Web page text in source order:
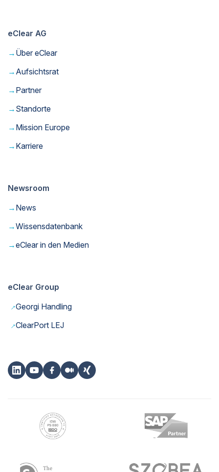
eClear AG
→ Über eClear
→ Aufsichtsrat
→ Partner
→ Standorte
→ Mission Europe
→ Karriere
Newsroom
→ News
→Wissensdatenbank
→eClear in den Medien
eClear Group
→Georgi Handling
→ClearPort LEJ